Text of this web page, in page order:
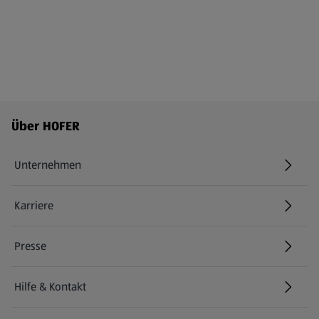
Fußzeilenmenü - weitere Links
Über HOFER
Unternehmen
Karriere
(öffnet in einem neuen Tab)
Presse
Hilfe & Kontakt
(öffnet in einem neuen Tab)